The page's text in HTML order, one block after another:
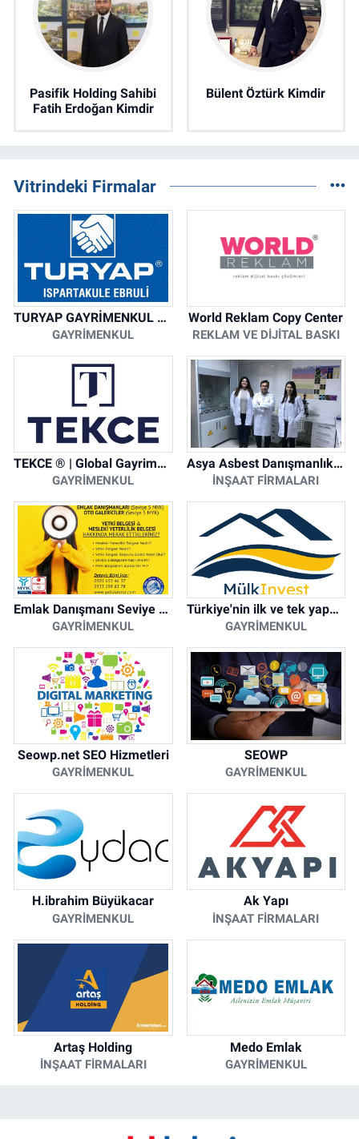
Pasifik Holding Sahibi
Fatih Erdoğan Kimdir
Bülent Öztürk Kimdir
Vitrindeki Firmalar
TURYAP GAYRİMENKUL DANIŞMANLIK HİZMETLERİ
GAYRIMENKUL
World Reklam Copy Center
REKLAM VE DIJITAL BASKI
TEKCE ® | Global Gayrimenkul Şirketi
GAYRIMENKUL
Asya Asbest Danışmanlık - Asbest Söküm ve Asbest Raporu
İNŞAAT FIRMALARI
Emlak Danışmanı Seviye 5 Mesleki Yeterlilik Belgesi
GAYRIMENKUL
Türkiye'nin ilk ve tek yapay zeka destekli arsa ilan platformu
GAYRIMENKUL
Seowp.net SEO Hizmetleri
GAYRIMENKUL
SEOWP
GAYRIMENKUL
H.ibrahim Büyükacar
GAYRIMENKUL
Ak Yapı
İNŞAAT FIRMALARI
Artaş Holding
İNŞAAT FIRMALARI
Medo Emlak
GAYRIMENKUL